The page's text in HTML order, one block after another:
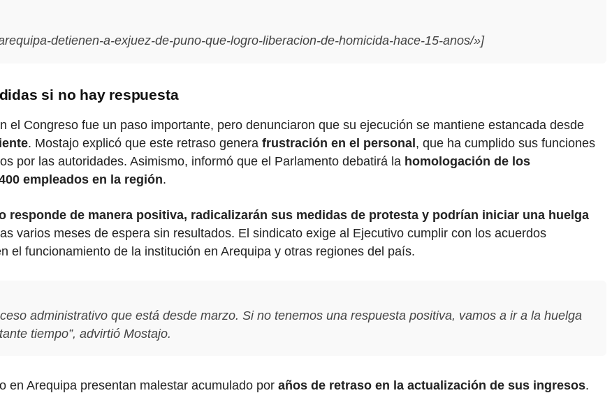
detienen-a-exjuez-de-puno-que-logro-liberacion-de-homicida-hace-15-anos/»]
si no hay respuesta
el Congreso fue un paso importante, pero denunciaron que su ejecución se mantiene estancada desde
. Mostajo explicó que este retraso genera frustración en el personal , que ha cumplido sus funciones
por las autoridades. Asimismo, informó que el Parlamento debatirá la homologación de los
empleados en la región.
responde de manera positiva, radicalizarán sus medidas de protesta y podrían iniciar una huelga
varios meses de espera sin resultados. El sindicato exige al Ejecutivo cumplir con los acuerdos
el funcionamiento de la institución en Arequipa y otras regiones del país.
administrativo que está desde marzo. Si no tenemos una respuesta positiva, vamos a ir a la huelga
tiempo”, advirtió Mostajo.
en Arequipa presentan malestar acumulado por años de retraso en la actualización de sus ingresos.